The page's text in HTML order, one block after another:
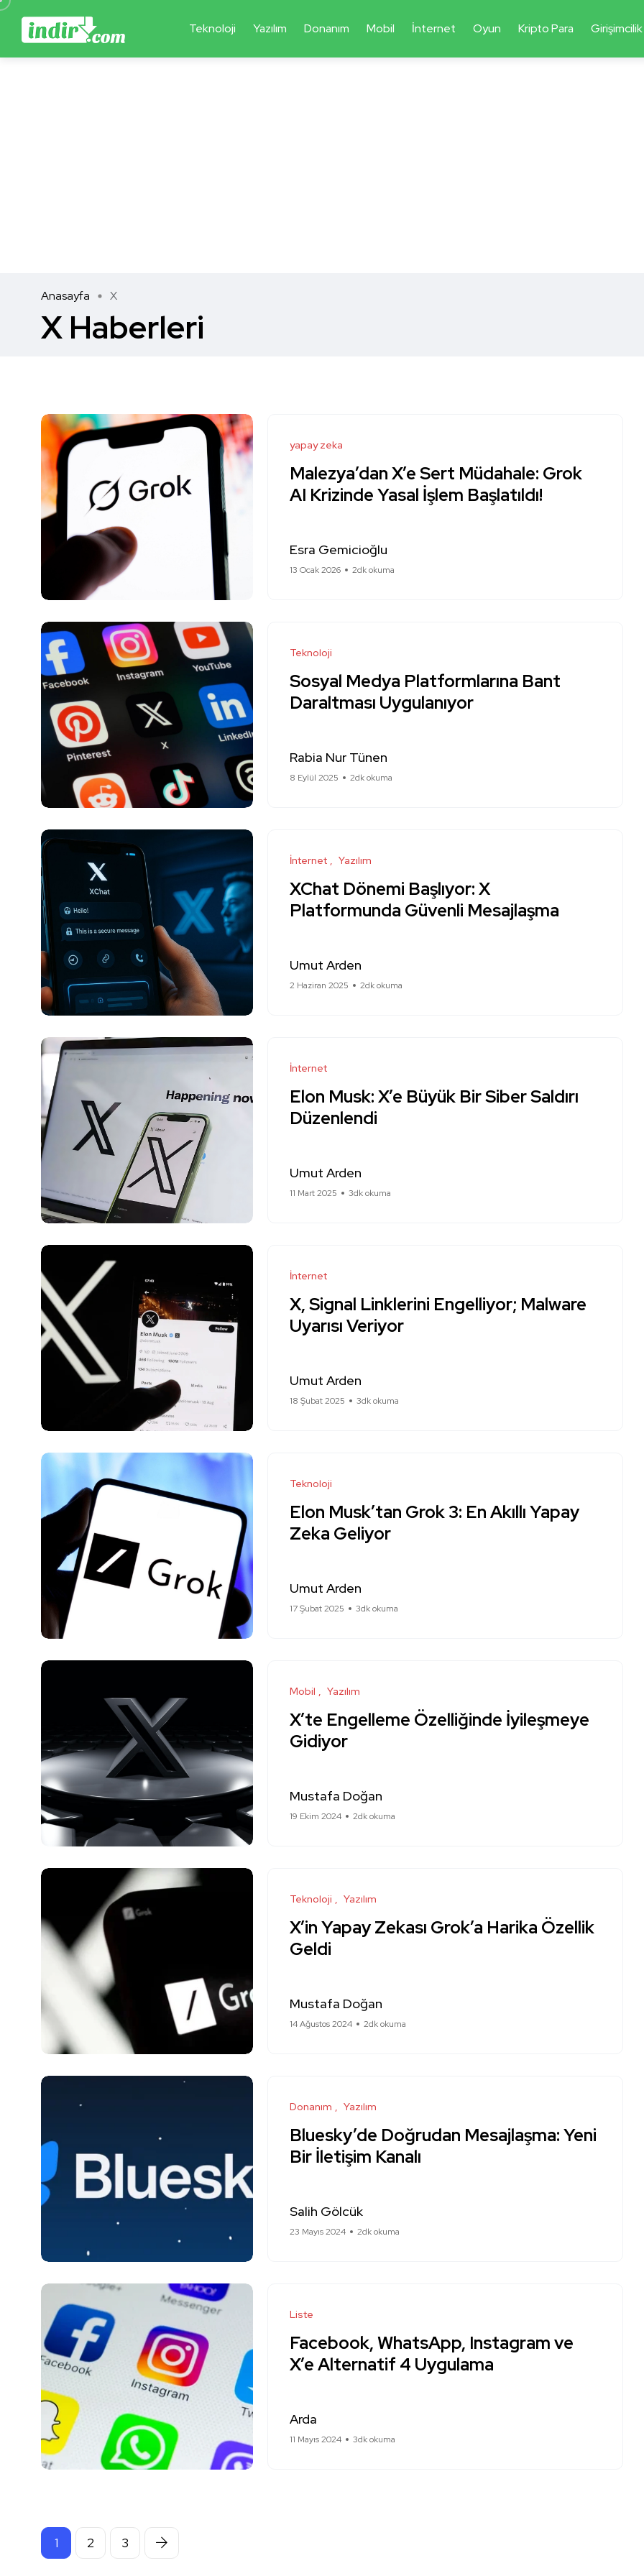
Teknoloji Yazılım Donanım Mobil İnternet Oyun Kripto Para Girişimcilik
Anasayfa X
X Haberleri
yapay zeka
Malezya’dan X’e Sert Müdahale: Grok
AI Krizinde Yasal İşlem Başlatıldı!
Esra Gemicioğlu
13 Ocak 2026 2dk okuma
Teknoloji
Sosyal Medya Platformlarına Bant
Daraltması Uygulanıyor
Rabia Nur Tünen
8 Eylül 2025 2dk okuma
İnternet Yazılım
XChat Dönemi Başlıyor: X
Platformunda Güvenli Mesajlaşma
Umut Arden
2 Haziran 2025 2dk okuma
İnternet
Elon Musk: X’e Büyük Bir Siber Saldırı
Düzenlendi
Umut Arden
11 Mart 2025 3dk okuma
İnternet
X, Signal Linklerini Engelliyor; Malware
Uyarısı Veriyor
Umut Arden
18 Şubat 2025 3dk okuma
Teknoloji
Elon Musk’tan Grok 3: En Akıllı Yapay
Zeka Geliyor
Umut Arden
17 Şubat 2025 3dk okuma
Mobil Yazılım
X’te Engelleme Özelliğinde İyileşmeye
Gidiyor
Mustafa Doğan
19 Ekim 2024 2dk okuma
Teknoloji Yazılım
X’in Yapay Zekası Grok’a Harika Özellik
Geldi
Mustafa Doğan
14 Ağustos 2024 2dk okuma
Donanım Yazılım
Bluesky’de Doğrudan Mesajlaşma: Yeni
Bir İletişim Kanalı
Salih Gölcük
23 Mayıs 2024 2dk okuma
Liste
Facebook, WhatsApp, Instagram ve
X’e Alternatif 4 Uygulama
Arda
11 Mayıs 2024 3dk okuma
1 2 3